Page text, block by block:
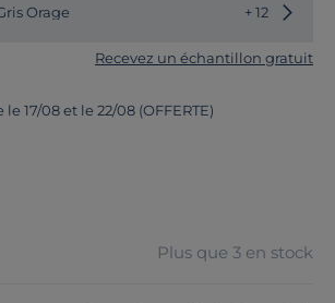
Orage + 12
Recevez un échantillon gratuit
le 17/08 et le 22/08 (OFFERTE)
Plus que 3 en stock